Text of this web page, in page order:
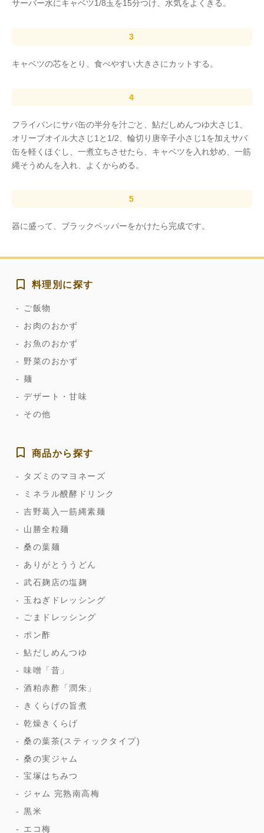
サーバー水にキャベツ1/8玉を15分つけ、水気をよくきる。
キャベツの芯をとり、食べやすい大きさにカットする。
フライパンにサバ缶の半分を汁ごと、鮎だしめんつゆ大さじ1、
オリーブオイル大さじ1と1/2、輪切り唐辛子小さじ1を加えサバ
缶を軽くほぐし、一煮立ちさせたら、キャベツを入れ炒め、一筋
縄そうめんを入れ、よくからめる。
器に盛って、ブラックペッパーをかけたら完成です。
料理別に探す
ご飯物
お肉のおかず
お魚のおかず
野菜のおかず
麺
デザート・甘味
その他
商品から探す
タズミのマヨネーズ
ミネラル醗酵ドリンク
吉野葛入一筋縄素麺
山勝全粒麺
桑の葉麺
ありがとううどん
武石麹店の塩麹
玉ねぎドレッシング
ごまドレッシング
ポン酢
鮎だしめんつゆ
味噌「昔」
酒粕赤酢「潤朱」
きくらげの旨煮
乾燥きくらげ
桑の葉茶(スティックタイプ)
桑の実ジャム
宝塚はちみつ
ジャム 完熟南高梅
黒米
エコ梅